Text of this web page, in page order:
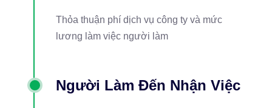
Thỏa thuận phí dịch vụ công ty và mức
lương làm việc người làm
Người Làm Đến Nhận Việc